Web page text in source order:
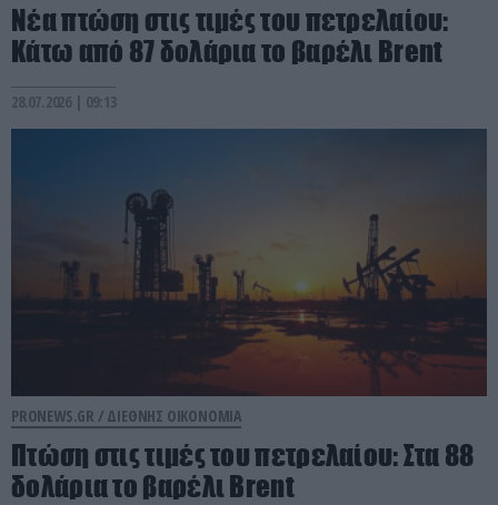
Νέα πτώση στις τιμές του πετρελαίου:
Κάτω από 87 δολάρια το βαρέλι Brent
28.07.2026 | 09:13
PRONEWS.GR / ΔΙΕΘΝΗΣ ΟΙΚΟΝΟΜΙΑ
Πτώση στις τιμές του πετρελαίου: Στα 88
δολάρια το βαρέλι Brent